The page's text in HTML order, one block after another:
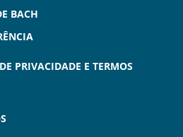
BACH
PRIVACIDADE E TERMOS